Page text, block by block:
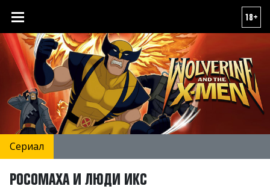
18+
Сериал
РОСОМАХА И ЛЮДИ ИКС